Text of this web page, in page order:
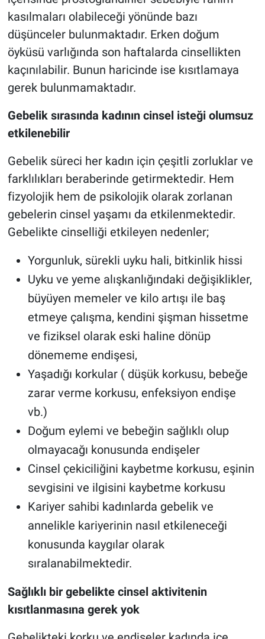
kasılmaları olabileceği yönünde bazı
düşünceler bulunmaktadır. Erken doğum
öyküsü varlığında son haftalarda cinsellikten
kaçınılabilir. Bunun haricinde ise kısıtlamaya
gerek bulunmamaktadır.
Gebelik sırasında kadının cinsel isteği olumsuz
etkilenebilir
Gebelik süreci her kadın için çeşitli zorluklar ve
farklılıkları beraberinde getirmektedir. Hem
fizyolojik hem de psikolojik olarak zorlanan
gebelerin cinsel yaşamı da etkilenmektedir.
Gebelikte cinselliği etkileyen nedenler;
Yorgunluk, sürekli uyku hali, bitkinlik hissi
Uyku ve yeme alışkanlığındaki değişiklikler,
büyüyen memeler ve kilo artışı ile baş
etmeye çalışma, kendini şişman hissetme
ve fiziksel olarak eski haline dönüp
dönememe endişesi,
Yaşadığı korkular ( düşük korkusu, bebeğe
zarar verme korkusu, enfeksiyon endişe
vb.)
Doğum eylemi ve bebeğin sağlıklı olup
olmayacağı konusunda endişeler
Cinsel çekiciliğini kaybetme korkusu, eşinin
sevgisini ve ilgisini kaybetme korkusu
Kariyer sahibi kadınlarda gebelik ve
annelikle kariyerinin nasıl etkileneceği
konusunda kaygılar olarak
sıralanabilmektedir.
Sağlıklı bir gebelikte cinsel aktivitenin
kısıtlanmasına gerek yok